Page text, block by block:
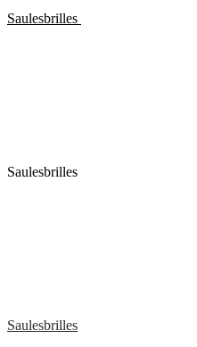
Saulesbrilles
Saulesbrilles
Saulesbrilles